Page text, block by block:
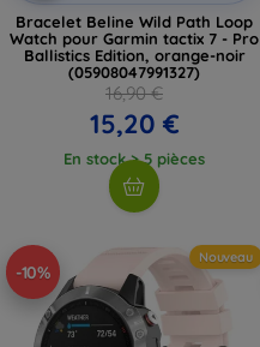
Bracelet Beline Wild Path Loop
Watch pour Garmin tactix 7 - Pro
Ballistics Edition, orange-noir
(05908047991327)
16,90 €
15,20 €
En stock > 5 pièces
-10%
Nouveau